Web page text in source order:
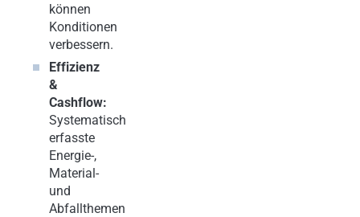
können
Konditionen
verbessern.
Effizienz
&
Cashflow:
Systematisch
erfasste
Energie-,
Material-
und
Abfallthemen